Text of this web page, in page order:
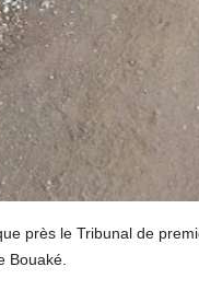
près le Tribunal de
Bouaké.